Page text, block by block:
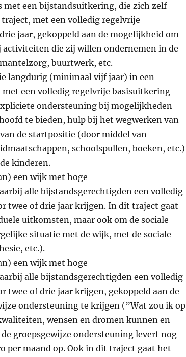
met een bijstandsuitkering, die zich zelf
met een volledig regelvrije
jaar, gekoppeld aan de mogelijkheid om
die zij willen ondernemen in de
buurtwerk, etc.
langdurig (minimaal vijf jaar) in een
een volledig regelvrije basisuitkering
ondersteuning bij mogelijkheden
te bieden, hulp bij het wegwerken van
de startpositie (door middel van
schoolspullen, boeken, etc.)
kinderen.
een wijk met hoge
alle bijstandsgerechtigden een volledig
twee of drie jaar krijgen. In dit traject gaat
uitkomsten, maar ook om de sociale
situatie met de wijk, met de sociale
etc.).
een wijk met hoge
alle bijstandsgerechtigden een volledig
twee of drie jaar krijgen, gekoppeld aan de
ondersteuning te krijgen (”Wat zou ik op
wensen en dromen kunnen en
groepsgewijze ondersteuning levert nog
per maand op. Ook in dit traject gaat het